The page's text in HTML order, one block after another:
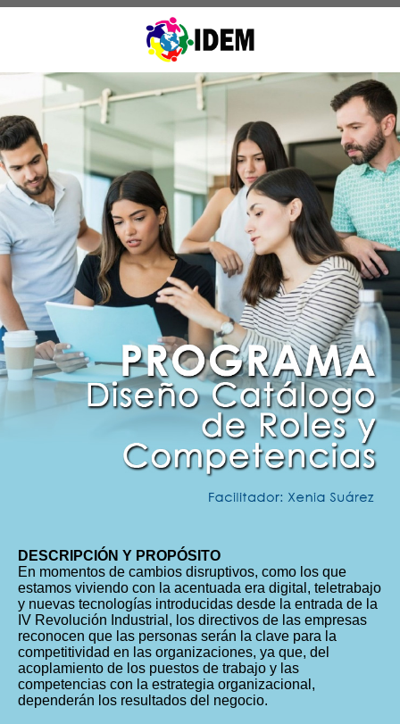
DESCRIPCIÓN Y PROPÓSITO
En momentos de cambios disruptivos, como los que
estamos viviendo con la acentuada era digital, teletrabajo
y nuevas tecnologías introducidas desde la entrada de la
IV Revolución Industrial, los directivos de las empresas
reconocen que las personas serán la clave para la
competitividad en las organizaciones, ya que, del
acoplamiento de los puestos de trabajo y las
competencias con la estrategia organizacional,
dependerán los resultados del negocio.